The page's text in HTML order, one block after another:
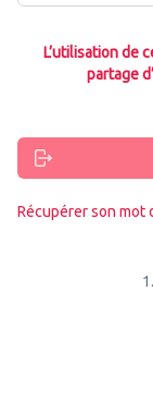
L’utilisation de
partage
Récupérer son mot